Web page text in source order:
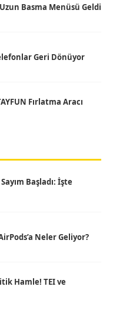
Basma Menüsü Geldi
Geri Dönüyor
Fırlatma Aracı
Başladı: İşte
Neler Geliyor?
Hamle! TEI ve